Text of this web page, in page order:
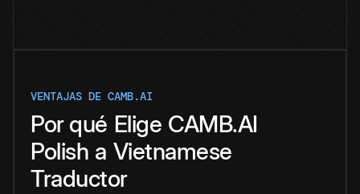
VENTAJAS DE CAMB.AI
Por qué Elige CAMB.AI
Polish a Vietnamese
Traductor